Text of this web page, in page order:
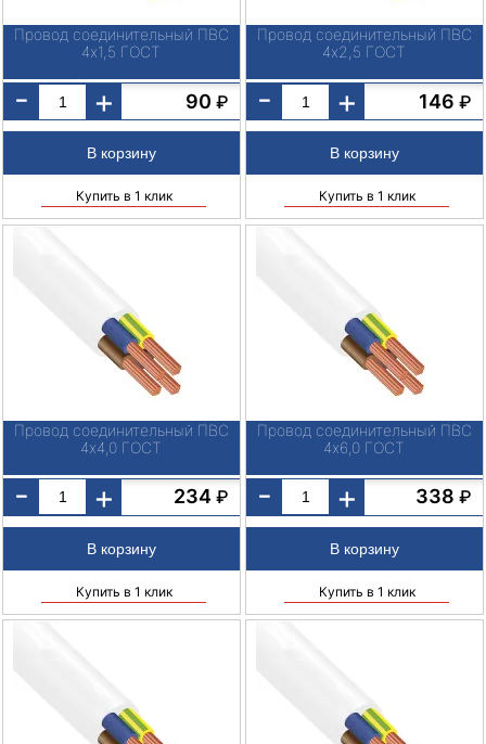
Провод соединительный ПВС
4х1,5 ГОСТ
- + 90 ₽
Купить в 1 клик
Провод соединительный ПВС
4х2,5 ГОСТ
- + 146 ₽
Купить в 1 клик
Провод соединительный ПВС
4х4,0 ГОСТ
- + 234 ₽
Купить в 1 клик
Провод соединительный ПВС
4х6,0 ГОСТ
- + 338 ₽
Купить в 1 клик